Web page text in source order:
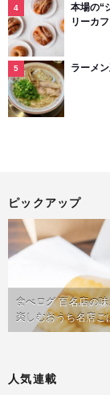
本場の“
リーカ
ラーメ
ピックアップ
食べログ 百名店の
楽しむおうち名店
人気連載